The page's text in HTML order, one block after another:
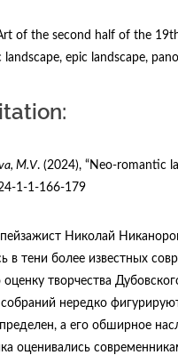
of the second half of the
landscape, epic landscape,
М.V. (2024), “Neo-romantic
1-1-166-179
пейзажист Николай
в тени более известных
творчества
нередко
а его обширное
оценивались